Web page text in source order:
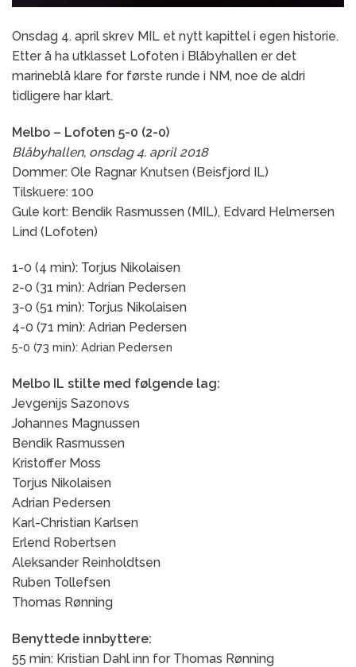
Onsdag 4. april skrev MIL et nytt kapittel i egen historie.
Etter å ha utklasset Lofoten i Blåbyhallen er det
marineblå klare for første runde i NM, noe de aldri
tidligere har klart.
Melbo – Lofoten 5-0 (2-0)
Blåbyhallen, onsdag 4. april 2018
Dommer: Ole Ragnar Knutsen (Beisfjord IL)
Tilskuere: 100
Gule kort: Bendik Rasmussen (MIL), Edvard Helmersen
Lind (Lofoten)
1-0 (4 min): Torjus Nikolaisen
2-0 (31 min): Adrian Pedersen
3-0 (51 min): Torjus Nikolaisen
4-0 (71 min): Adrian Pedersen
5-0 (73 min): Adrian Pedersen
Melbo IL stilte med følgende lag:
Jevgenijs Sazonovs
Johannes Magnussen
Bendik Rasmussen
Kristoffer Moss
Torjus Nikolaisen
Adrian Pedersen
Karl-Christian Karlsen
Erlend Robertsen
Aleksander Reinholdtsen
Ruben Tollefsen
Thomas Rønning
Benyttede innbyttere:
55 min: Kristian Dahl inn for Thomas Rønning